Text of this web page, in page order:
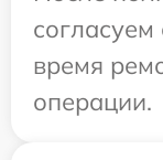
время
операции.